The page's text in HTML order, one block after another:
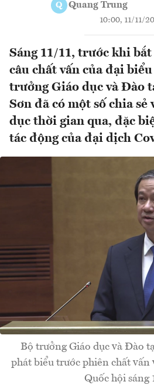
Q Quang Trung
10:00, 11/11/
Sáng 11/11, trước khi
câu chất vấn của đại
trưởng Giáo dục và Đào
Sơn đã có một số chia
dục thời gian qua, đặc
tác động của đại dịch
Bộ trưởng Giáo dục và Đào
phát biểu trước phiên chất vấn
Quốc hội sáng